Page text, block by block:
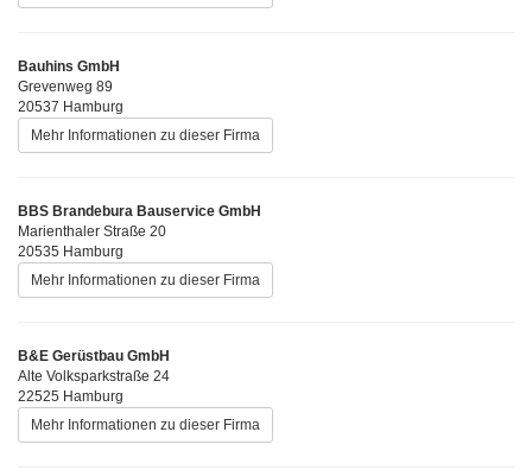
Bauhins GmbH
Grevenweg 89
20537 Hamburg
Mehr Informationen zu dieser Firma
BBS Brandebura Bauservice GmbH
Marienthaler Straße 20
20535 Hamburg
Mehr Informationen zu dieser Firma
B&E Gerüstbau GmbH
Alte Volksparkstraße 24
22525 Hamburg
Mehr Informationen zu dieser Firma